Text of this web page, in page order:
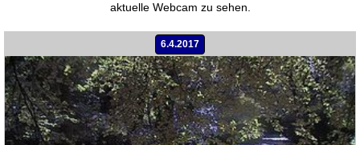
aktuelle Webcam zu sehen.
6.4.2017